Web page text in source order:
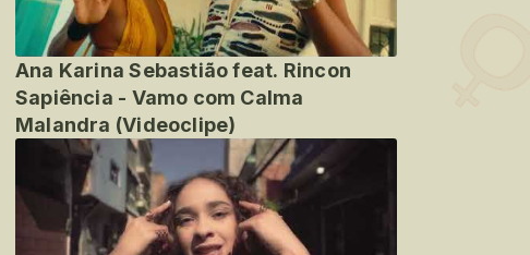
Ana Karina Sebastião feat. Rincon
Sapiência - Vamo com Calma
Malandra (Videoclipe)